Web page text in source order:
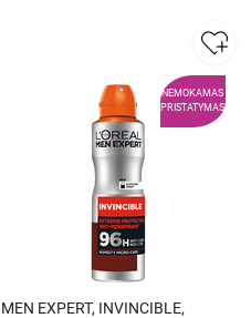
NEMOKAMAS
PRISTATYMAS
MEN EXPERT, INVINCIBLE,